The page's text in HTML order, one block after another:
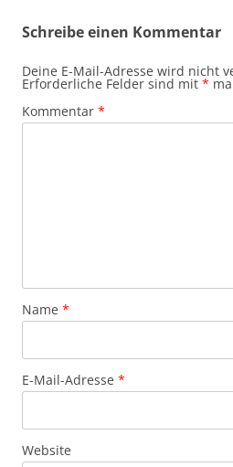
Schreibe einen Kommentar
Deine E-Mail-Adresse wird nicht
Erforderliche Felder sind mit *
Kommentar *
Name *
E-Mail-Adresse *
Website